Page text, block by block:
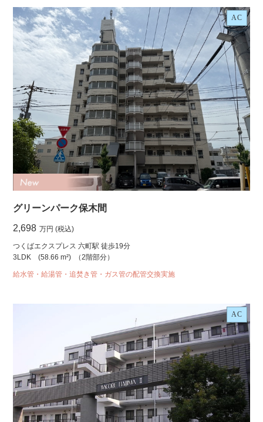
AC
グリーンパーク保木間
2,698 万円 (税込)
つくばエクスプレス 六町駅 徒歩19分
3LDK
(58.66 m²) （2階部分）
給水管・給湯管・追焚き管・ガス管の配管交換実施
AC